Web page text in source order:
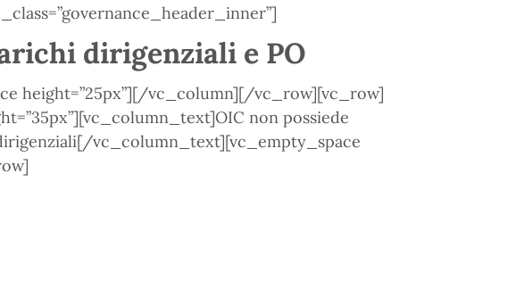
dirigenziali e PO
height=”25px”][/vc_column][/vc_row][vc_row]
non possiede
vc_column_text][vc_empty_space